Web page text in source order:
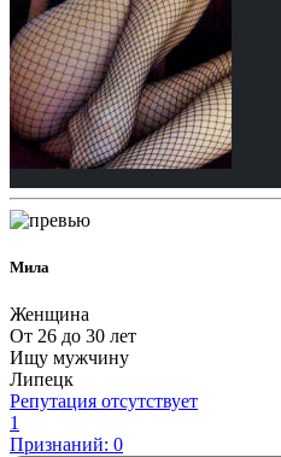
Мила
Женщина
От 26 до 30 лет
Ищу мужчину
Липецк
Репутация отсутствует
1
Признаний: 0